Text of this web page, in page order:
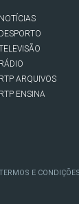
NOTÍCIAS
DESPORTO
RÁDIO
RTP ARQUIVOS
RTP ENSINA
E CONDIÇÕES